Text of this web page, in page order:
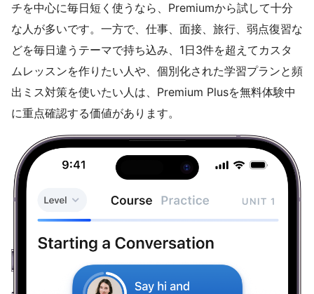
チを中心に毎日短く使うなら、Premiumから試して十分
な人が多いです。一方で、仕事、面接、旅行、弱点復習な
どを毎日違うテーマで持ち込み、1日3件を超えてカスタ
ムレッスンを作りたい人や、個別化された学習プランと頻
出ミス対策を使いたい人は、Premium Plusを無料体験中
に重点確認する価値があります。